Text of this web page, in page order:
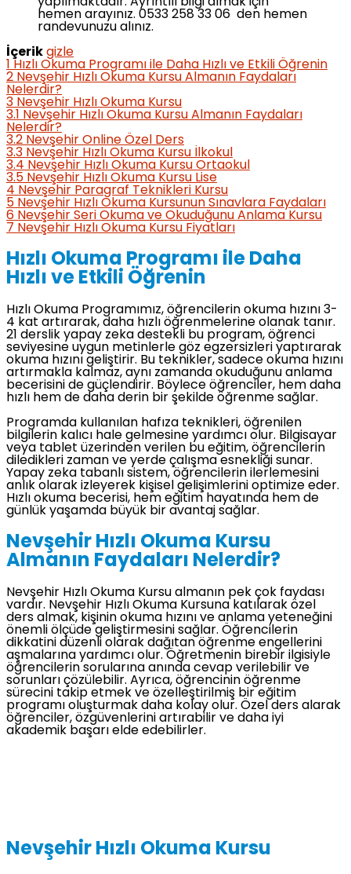
hemen arayınız. 0533 258 33 06 den hemen
randevunuzu alınız.
İçerik gizle
Hızlı Okuma Programı ile Daha Hızlı ve Etkili Öğrenin
2 Nevşehir Hızlı Okuma Kursu Almanın Faydaları
Nelerdir?
3 Nevşehir Hızlı Okuma Kursu
3.1
Nevşehir Hızlı Okuma Kursu Almanın Faydaları
Nelerdir?
3.2 Nevşehir Online Özel Ders
3.3 Nevşehir Hızlı Okuma Kursu İlkokul
3.4 Nevşehir Hızlı Okuma Kursu Ortaokul
3.5 Nevşehir Hızlı Okuma Kursu Lise
4 Nevşehir Paragraf Teknikleri Kursu
5 Nevşehir Hızlı Okuma Kursunun Sınavlara Faydaları
6 Nevşehir Seri Okuma ve Okuduğunu Anlama Kursu
7 Nevşehir Hızlı Okuma Kursu Fiyatları
Hızlı Okuma Programı ile Daha
Hızlı ve Etkili Öğrenin
Hızlı Okuma Programımız, öğrencilerin okuma hızını 3-
4 kat artırarak, daha hızlı öğrenmelerine olanak tanır.
21 derslik yapay zeka destekli bu program, öğrenci
seviyesine uygun metinlerle göz egzersizleri yaptırarak
okuma hızını geliştirir. Bu teknikler, sadece okuma hızını
artırmakla kalmaz, aynı zamanda okuduğunu anlama
becerisini de güçlendirir. Böylece öğrenciler, hem daha
hızlı hem de daha derin bir şekilde öğrenme sağlar.
Programda kullanılan hafıza teknikleri, öğrenilen
bilgilerin kalıcı hale gelmesine yardımcı olur. Bilgisayar
veya tablet üzerinden verilen bu eğitim, öğrencilerin
diledikleri zaman ve yerde çalışma esnekliği sunar.
Yapay zeka tabanlı sistem, öğrencilerin ilerlemesini
anlık olarak izleyerek kişisel gelişimlerini optimize eder.
Hızlı okuma becerisi, hem eğitim hayatında hem de
günlük yaşamda büyük bir avantaj sağlar.
Nevşehir Hızlı Okuma Kursu
Almanın Faydaları Nelerdir?
Nevşehir Hızlı Okuma Kursu almanın pek çok faydası
vardır. Nevşehir Hızlı Okuma Kursuna katılarak özel
ders almak, kişinin okuma hızını ve anlama yeteneğini
önemli ölçüde geliştirmesini sağlar. Öğrencilerin
dikkatini düzenli olarak dağıtan öğrenme engellerini
aşmalarına yardımcı olur. Öğretmenin birebir ilgisiyle
öğrencilerin sorularına anında cevap verilebilir ve
sorunları çözülebilir. Ayrıca, öğrencinin öğrenme
sürecini takip etmek ve özelleştirilmiş bir eğitim
programı oluşturmak daha kolay olur. Özel ders alarak
öğrenciler, özgüvenlerini artırabilir ve daha iyi
akademik başarı elde edebilirler.
Nevşehir Hızlı Okuma Kursu